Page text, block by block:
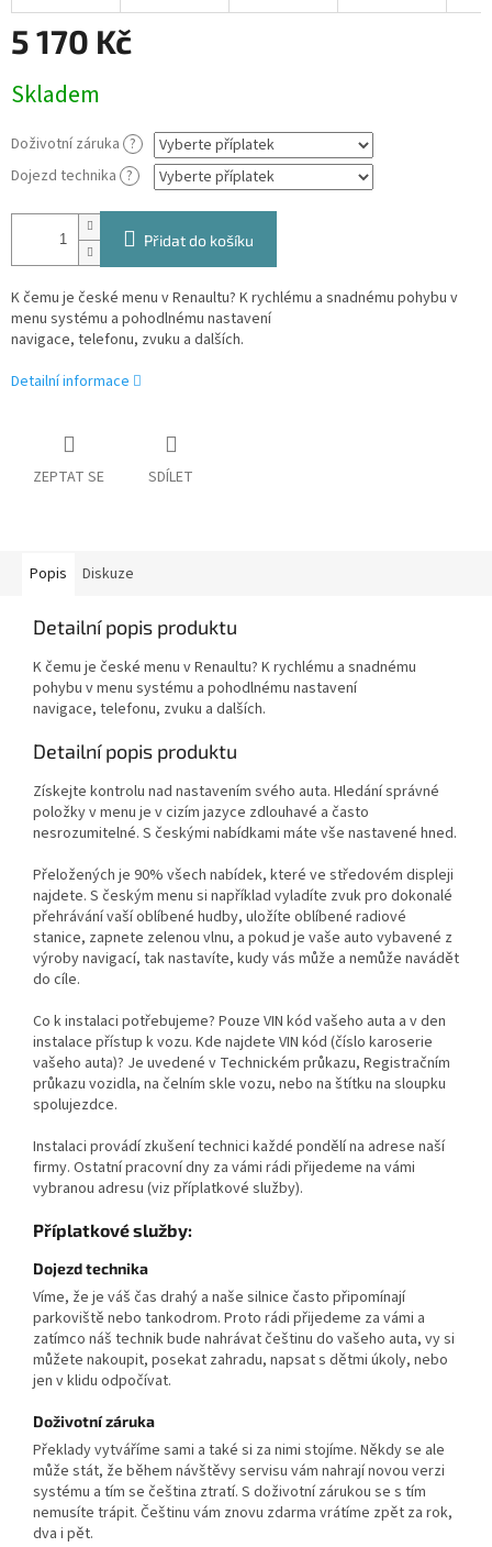
5 170 Kč
cena:
Skladem
Doživotní záruka ?
Dojezd technika ?
Přidat do košíku
K čemu je české menu v Renaultu? K rychlému a snadnému pohybu v
menu systému a pohodlnému nastavení
navigace, telefonu, zvuku a dalších.
Detailní informace
ZEPTAT SE SDÍLET
Popis Diskuze
Detailní popis produktu
K čemu je české menu v Renaultu? K rychlému a snadnému
pohybu v menu systému a pohodlnému nastavení
navigace, telefonu, zvuku a dalších.
Detailní popis produktu
Získejte kontrolu nad nastavením svého auta. Hledání správné
položky v menu je v cizím jazyce zdlouhavé a často
nesrozumitelné. S českými nabídkami máte vše nastavené hned.
Přeložených je 90% všech nabídek, které ve středovém displeji
najdete. S českým menu si například vyladíte zvuk pro dokonalé
přehrávání vaší oblíbené hudby, uložíte oblíbené radiové
stanice, zapnete zelenou vlnu, a pokud je vaše auto vybavené z
výroby navigací, tak nastavíte, kudy vás může a nemůže navádět
do cíle.
Co k instalaci potřebujeme? Pouze VIN kód vašeho auta a v den
instalace přístup k vozu. Kde najdete VIN kód (číslo karoserie
vašeho auta)? Je uvedené v Technickém průkazu, Registračním
průkazu vozidla, na čelním skle vozu, nebo na štítku na sloupku
spolujezdce.
Instalaci provádí zkušení technici každé pondělí na adrese naší
firmy. Ostatní pracovní dny za vámi rádi přijedeme na vámi
vybranou adresu (viz příplatkové služby).
Příplatkové služby:
Dojezd technika
Víme, že je váš čas drahý a naše silnice často připomínají
parkoviště nebo tankodrom. Proto rádi přijedeme za vámi a
zatímco náš technik bude nahrávat češtinu do vašeho auta, vy si
můžete nakoupit, posekat zahradu, napsat s dětmi úkoly, nebo
jen v klidu odpočívat.
Doživotní záruka
Překlady vytváříme sami a také si za nimi stojíme. Někdy se ale
může stát, že během návštěvy servisu vám nahrají novou verzi
systému a tím se čeština ztratí. S doživotní zárukou se s tím
nemusíte trápit. Češtinu vám znovu zdarma vrátíme zpět za rok,
dva i pět.